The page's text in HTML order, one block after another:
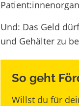
Und: Das Geld
und Gehälter zu
So geht
Willst du für